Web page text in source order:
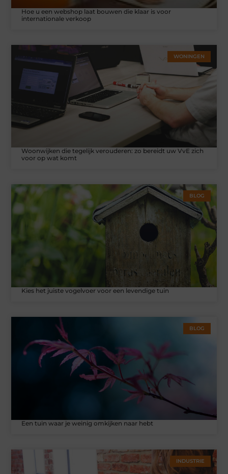
Hoe u een webshop laat bouwen die klaar is voor
internationale verkoop
WONINGEN
Woonwijken die tegelijk verouderen: zo bereidt uw VvE zich
voor op wat komt
BLOG
Kies het juiste vogelvoer voor een levendige tuin
BLOG
Een tuin waar je weinig omkijken naar hebt
INDUSTRIE